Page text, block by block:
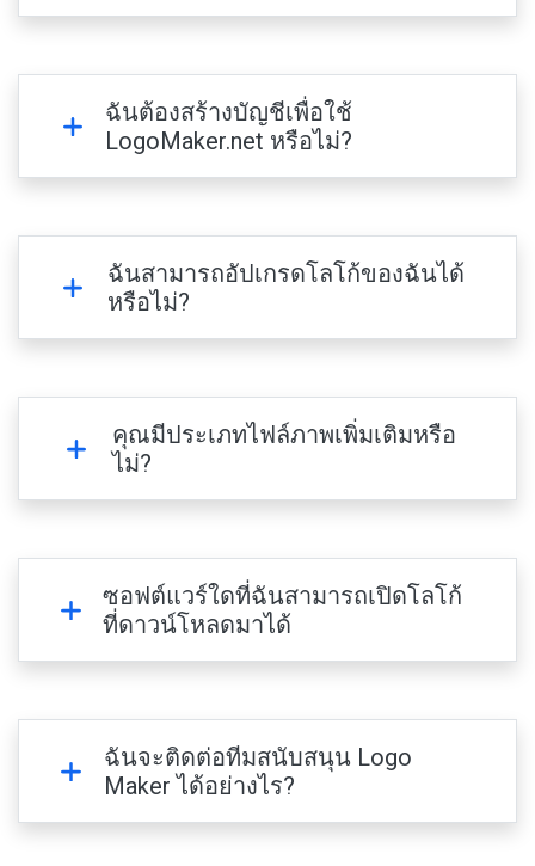
ฉันต้องสร้างบัญชีเพื่อใช้
LogoMaker.net หรือไม่?
ฉันสามารถอัปเกรดโลโก้ของฉันได้
หรือไม่?
คุณมีประเภทไฟล์ภาพเพิ่มเติมหรือ
ไม่?
ซอฟต์แวร์ใดที่ฉันสามารถเปิดโลโก้
ที่ดาวน์โหลดมาได้
ฉันจะติดต่อทีมสนับสนุน Logo
Maker ได้อย่างไร?